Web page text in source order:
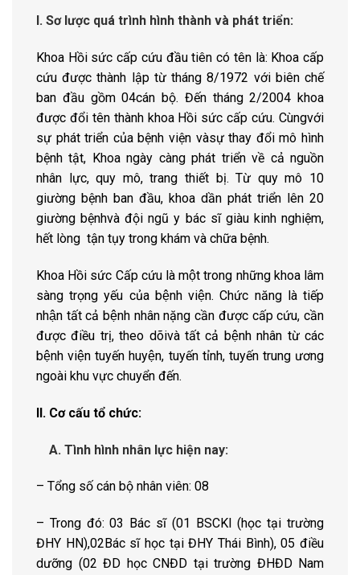
I. Sơ lược quá trình hình thành và phát triển:
Khoa Hồi sức cấp cứu đầu tiên có tên là: Khoa cấp
cứu được thành lập từ tháng 8/1972 với biên chế
ban đầu gồm 04cán bộ. Đến tháng 2/2004 khoa
được đổi tên thành khoa Hồi sức cấp cứu. Cùngvới
sự phát triển của bệnh viện vàsự thay đổi mô hình
bệnh tật, Khoa ngày càng phát triển về cả nguồn
nhân lực, quy mô, trang thiết bị. Từ quy mô 10
giường bệnh ban đầu, khoa dần phát triển lên 20
giường bệnhvà đội ngũ y bác sĩ giàu kinh nghiệm,
hết lòng tận tụy trong khám và chữa bệnh.
Khoa Hồi sức Cấp cứu là một trong những khoa lâm
sàng trọng yếu của bệnh viện. Chức năng là tiếp
nhận tất cả bệnh nhân nặng cần được cấp cứu, cần
được điều trị, theo dõivà tất cả bệnh nhân từ các
bệnh viện tuyến huyện, tuyến tỉnh, tuyến trung ương
ngoài khu vực chuyển đến.
II. Cơ cấu tổ chức:
A. Tình hình nhân lực hiện nay:
– Tổng số cán bộ nhân viên: 08
– Trong đó: 03 Bác sĩ (01 BSCKI (học tại trường
ĐHY HN),02Bác sĩ học tại ĐHY Thái Bình), 05 điều
dưỡng (02 ĐD học CNĐD tại trường ĐHĐD Nam